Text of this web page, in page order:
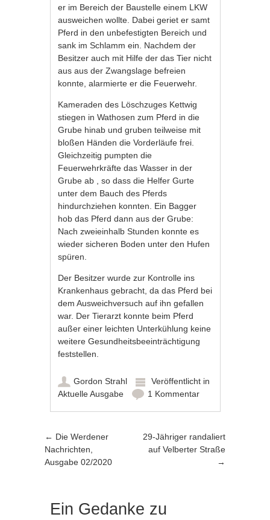
er im Bereich der Baustelle einem LKW
ausweichen wollte. Dabei geriet er samt
Pferd in den unbefestigten Bereich und
sank im Schlamm ein. Nachdem der
Besitzer auch mit Hilfe der das Tier nicht
aus aus der Zwangslage befreien
konnte, alarmierte er die Feuerwehr.
Kameraden des Löschzuges Kettwig
stiegen in Wathosen zum Pferd in die
Grube hinab und gruben teilweise mit
bloßen Händen die Vorderläufe frei.
Gleichzeitig pumpten die
Feuerwehrkräfte das Wasser in der
Grube ab , so dass die Helfer Gurte
unter dem Bauch des Pferds
hindurchziehen konnten. Ein Bagger
hob das Pferd dann aus der Grube:
Nach zweieinhalb Stunden konnte es
wieder sicheren Boden unter den Hufen
spüren.
Der Besitzer wurde zur Kontrolle ins
Krankenhaus gebracht, da das Pferd bei
dem Ausweichversuch auf ihn gefallen
war. Der Tierarzt konnte beim Pferd
außer einer leichten Unterkühlung keine
weitere Gesundheitsbeeinträchtigung
feststellen.
Gordon Strahl
Veröffentlicht in
Aktuelle Ausgabe
1 Kommentar
Artikel-Navigation
← Die Werdener
Nachrichten,
Ausgabe 02/2020
29-Jähriger randaliert
auf Velberter Straße
→
Ein Gedanke zu